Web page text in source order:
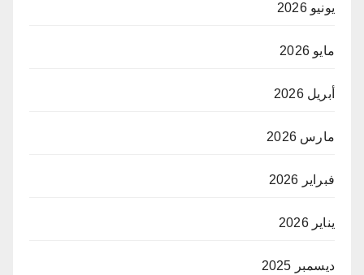
يونيو 2026
مايو 2026
أبريل 2026
مارس 2026
فبراير 2026
يناير 2026
ديسمبر 2025